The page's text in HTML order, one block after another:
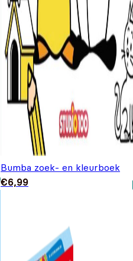
Bumba zoek- en kleurboek
€6,99